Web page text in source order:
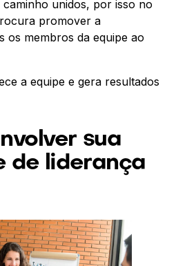
unidos, por isso no
promover a
os membros da equipe ao
a equipe e gera resultados
sua
de liderança